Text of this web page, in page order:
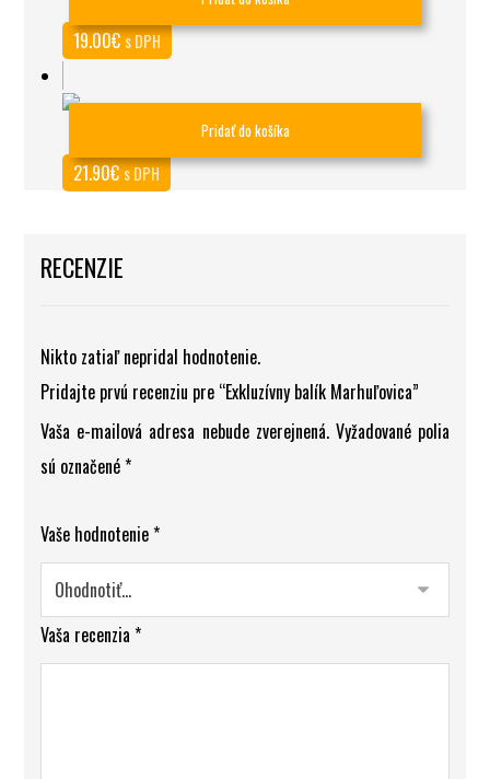
Nektár duše
19.00€ s DPH
Darčekové čaro medu
21.90€ s DPH
Pridať do košíka
RECENZIE
Nikto zatiaľ nepridal hodnotenie.
Pridajte prvú recenziu pre “Exkluzívny balík Marhuľovica”
Vaša e-mailová adresa nebude zverejnená. Vyžadované polia
sú označené*
Vaše hodnotenie*
Vaša recenzia*